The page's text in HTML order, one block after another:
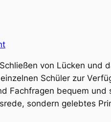
von Lücken und
Schüler zur
Fachfragen bequem
sondern gelebtes